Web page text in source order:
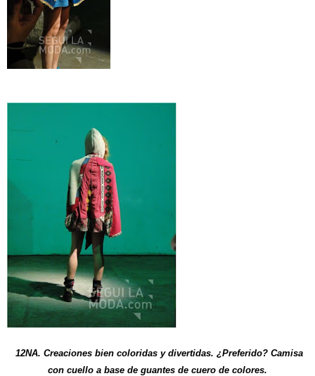
12NA. Creaciones bien coloridas y divertidas. ¿Preferido? Camisa
con cuello a base de guantes de cuero de colores.